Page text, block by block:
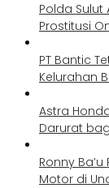
Polda
Prostitusi
PT Bantic
Kelurahan
Astra
Darurat
Ronny
Motor di